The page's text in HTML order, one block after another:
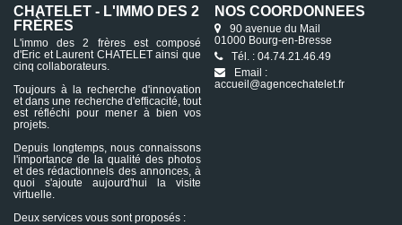
CHATELET - L'IMMO DES 2
FRÈRES
L'immo des 2 frères est composé
d'Eric et Laurent CHATELET ainsi que
cinq collaborateurs.
Toujours à la recherche d'innovation
et dans une recherche d'efficacité, tout
est réfléchi pour mener à bien vos
projets.
Depuis longtemps, nous connaissons
l'importance de la qualité des photos
et des rédactionnels des annonces, à
quoi s'ajoute aujourd'hui la visite
virtuelle.
Deux services vous sont proposés :
NOS COORDONNÉES
90 avenue du Mail
01000 Bourg-en-Bresse
Tél. : 04.74.21.46.49
Email :
accueil@agencechatelet.fr